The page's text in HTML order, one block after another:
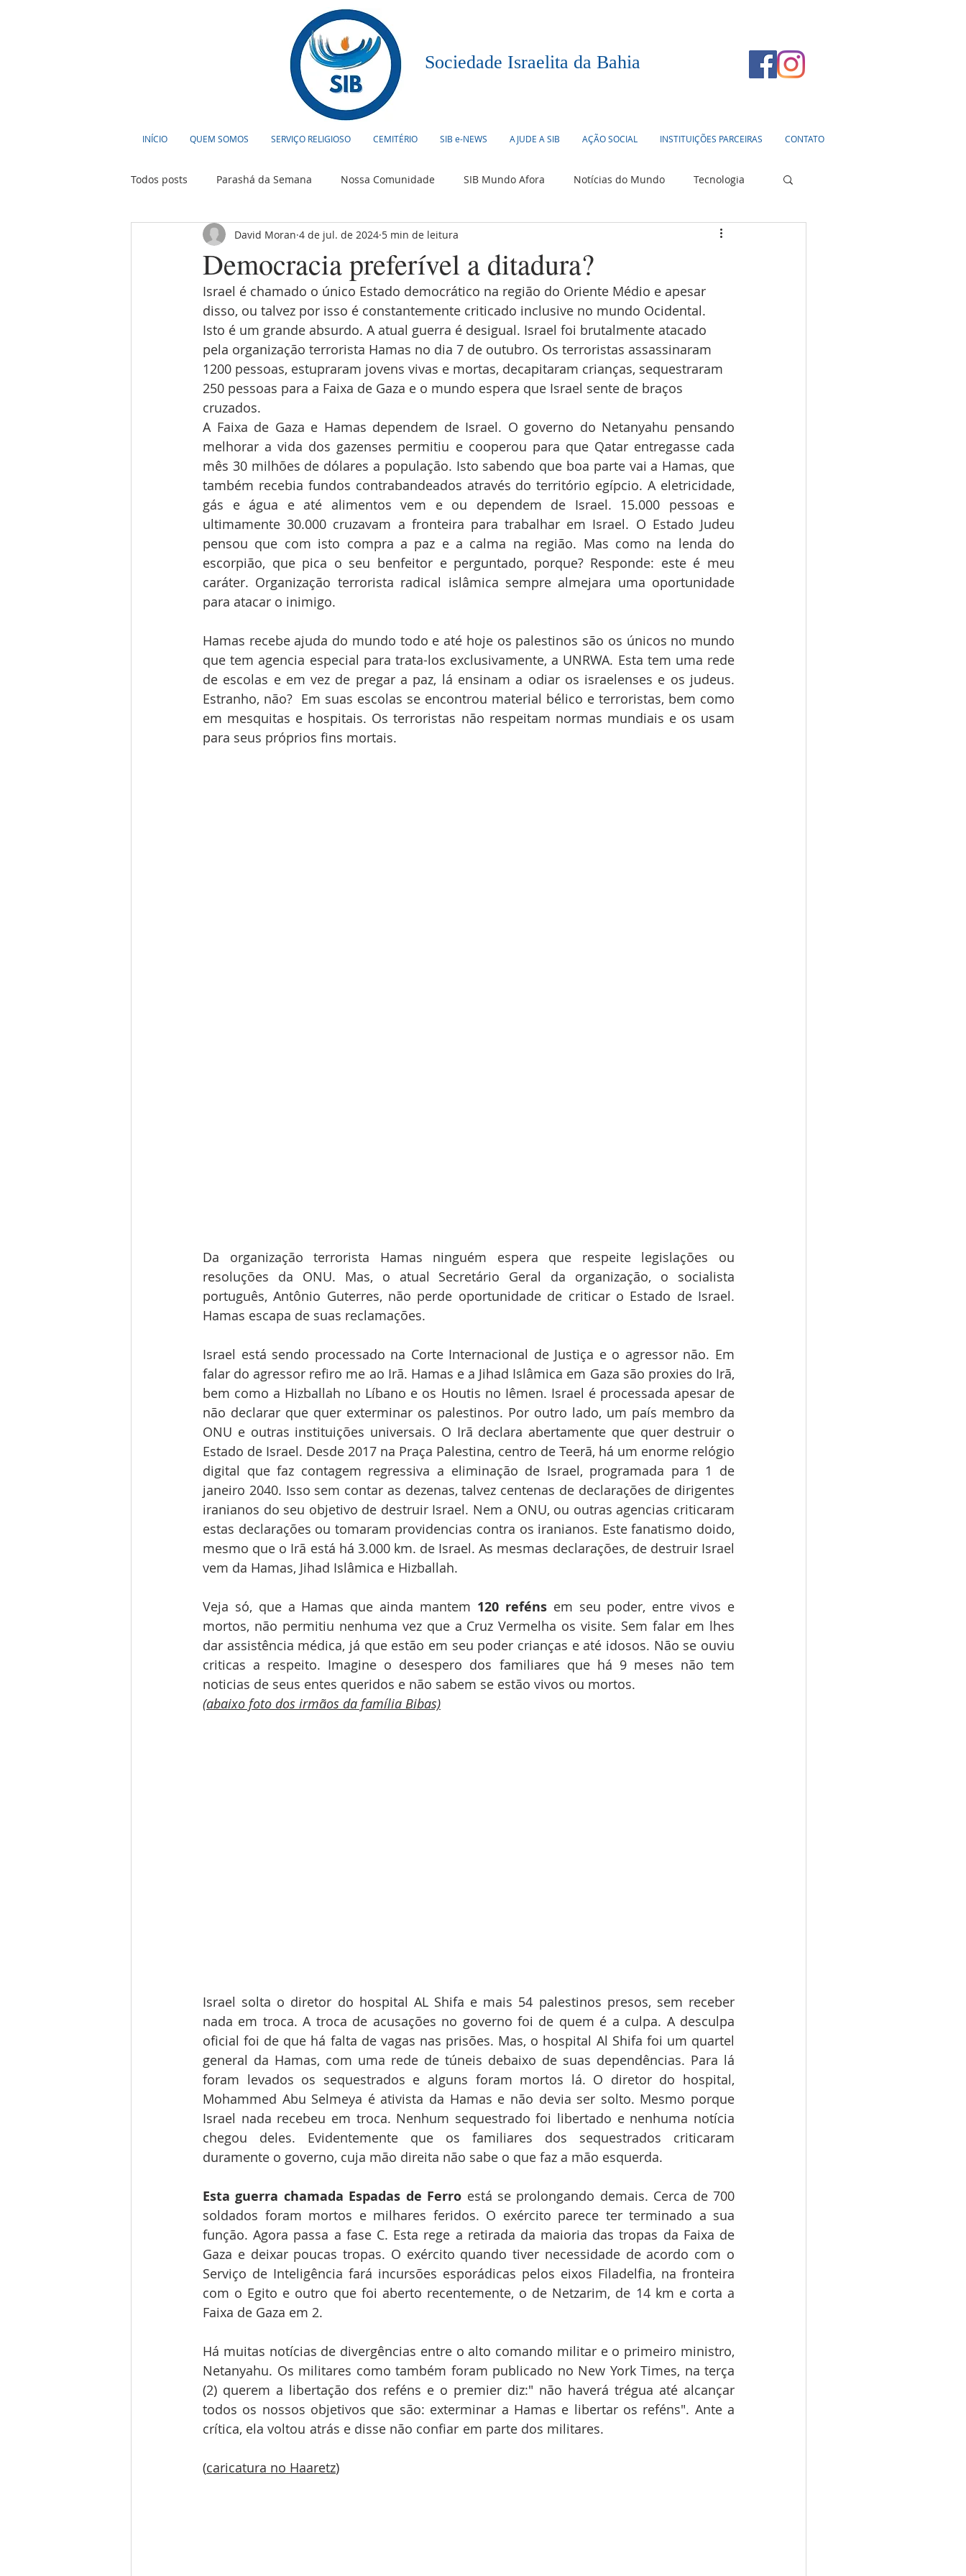
Sociedade Israelita da Bahia
INÍCIO QUEM SOMOS SERVIÇO RELIGIOSO CEMITÉRIO SIB e-NEWS AJUDE A SIB AÇÃO SOCIAL INSTITUIÇÕES PARCEIRAS CONTATO
Todos posts Parashá da Semana Nossa Comunidade SIB Mundo Afora Notícias do Mundo Tecnologia
Curiosidades Turismo Humor Judaico
Democracia preferível a ditadura?
David Moran 4 de jul. de 2024 5 min de leitura
Israel é chamado o único Estado democrático na região do Oriente Médio e apesar
disso, ou talvez por isso é constantemente criticado inclusive no mundo Ocidental.
Isto é um grande absurdo. A atual guerra é desigual. Israel foi brutalmente atacado
pela organização terrorista Hamas no dia 7 de outubro. Os terroristas assassinaram
1200 pessoas, estupraram jovens vivas e mortas, decapitaram crianças, sequestraram
250 pessoas para a Faixa de Gaza e o mundo espera que Israel sente de braços
cruzados.
A Faixa de Gaza e Hamas dependem de Israel. O governo do Netanyahu pensando
melhorar a vida dos gazenses permitiu e cooperou para que Qatar entregasse cada
mês 30 milhões de dólares a população. Isto sabendo que boa parte vai a Hamas, que
também recebia fundos contrabandeados através do território egípcio. A eletricidade,
gás e água e até alimentos vem e ou dependem de Israel. 15.000 pessoas e
ultimamente 30.000 cruzavam a fronteira para trabalhar em Israel. O Estado Judeu
pensou que com isto compra a paz e a calma na região. Mas como na lenda do
escorpião, que pica o seu benfeitor e perguntado, porque? Responde: este é meu
caráter. Organização terrorista radical islâmica sempre almejara uma oportunidade
para atacar o inimigo.
Hamas recebe ajuda do mundo todo e até hoje os palestinos são os únicos no mundo
que tem agencia especial para trata-los exclusivamente, a UNRWA. Esta tem uma rede
de escolas e em vez de pregar a paz, lá ensinam a odiar os israelenses e os judeus.
Estranho, não?  Em suas escolas se encontrou material bélico e terroristas, bem como
em mesquitas e hospitais. Os terroristas não respeitam normas mundiais e os usam
para seus próprios fins mortais.
Da organização terrorista Hamas ninguém espera que respeite legislações ou
resoluções da ONU. Mas, o atual Secretário Geral da organização, o socialista
português, Antônio Guterres, não perde oportunidade de criticar o Estado de Israel.
Hamas escapa de suas reclamações.
Israel está sendo processado na Corte Internacional de Justiça e o agressor não. Em
falar do agressor refiro me ao Irã. Hamas e a Jihad Islâmica em Gaza são proxies do Irã,
bem como a Hizballah no Líbano e os Houtis no Iêmen. Israel é processada apesar de
não declarar que quer exterminar os palestinos. Por outro lado, um país membro da
ONU e outras instituições universais. O Irã declara abertamente que quer destruir o
Estado de Israel. Desde 2017 na Praça Palestina, centro de Teerã, há um enorme relógio
digital que faz contagem regressiva a eliminação de Israel, programada para 1 de
janeiro 2040. Isso sem contar as dezenas, talvez centenas de declarações de dirigentes
iranianos do seu objetivo de destruir Israel. Nem a ONU, ou outras agencias criticaram
estas declarações ou tomaram providencias contra os iranianos. Este fanatismo doido,
mesmo que o Irã está há 3.000 km. de Israel. As mesmas declarações, de destruir Israel
vem da Hamas, Jihad Islâmica e Hizballah.
Veja só, que a Hamas que ainda mantem 120 reféns em seu poder, entre vivos e
mortos, não permitiu nenhuma vez que a Cruz Vermelha os visite. Sem falar em lhes
dar assistência médica, já que estão em seu poder crianças e até idosos. Não se ouviu
criticas a respeito. Imagine o desespero dos familiares que há 9 meses não tem
noticias de seus entes queridos e não sabem se estão vivos ou mortos.
(abaixo foto dos irmãos da família Bibas)
Israel solta o diretor do hospital AL Shifa e mais 54 palestinos presos, sem receber
nada em troca. A troca de acusações no governo foi de quem é a culpa. A desculpa
oficial foi de que há falta de vagas nas prisões. Mas, o hospital Al Shifa foi um quartel
general da Hamas, com uma rede de túneis debaixo de suas dependências. Para lá
foram levados os sequestrados e alguns foram mortos lá. O diretor do hospital,
Mohammed Abu Selmeya é ativista da Hamas e não devia ser solto. Mesmo porque
Israel nada recebeu em troca. Nenhum sequestrado foi libertado e nenhuma notícia
chegou deles. Evidentemente que os familiares dos sequestrados criticaram
duramente o governo, cuja mão direita não sabe o que faz a mão esquerda.
Esta guerra chamada Espadas de Ferro está se prolongando demais. Cerca de 700
soldados foram mortos e milhares feridos. O exército parece ter terminado a sua
função. Agora passa a fase C. Esta rege a retirada da maioria das tropas da Faixa de
Gaza e deixar poucas tropas. O exército quando tiver necessidade de acordo com o
Serviço de Inteligência fará incursões esporádicas pelos eixos Filadelfia, na fronteira
com o Egito e outro que foi aberto recentemente, o de Netzarim, de 14 km e corta a
Faixa de Gaza em 2.
Há muitas notícias de divergências entre o alto comando militar e o primeiro ministro,
Netanyahu. Os militares como também foram publicado no New York Times, na terça
(2) querem a libertação dos reféns e o premier diz:" não haverá trégua até alcançar
todos os nossos objetivos que são: exterminar a Hamas e libertar os reféns". Ante a
crítica, ela voltou atrás e disse não confiar em parte dos militares.
(caricatura no Haaretz)